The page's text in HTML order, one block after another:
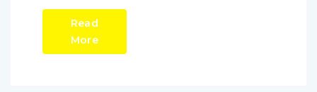
Read
More